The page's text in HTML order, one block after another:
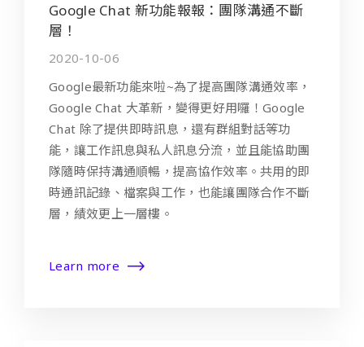
Google Chat 新功能報報：團隊溝通不斷
層！
2020-10-06
Google最新功能來啦~為了提高團隊溝通效率，
Google Chat 大革新，變得更好用囉！Google
Chat 除了提供即時訊息，還有群組對話等功
能，讓工作訊息與私人訊息分流，並且能協助團
隊隨時保持溝通順暢，提高協作效率。共用的即
時通訊記錄、檔案與工作，也能讓團隊合作不斷
層，績效更上一層樓。
Learn more